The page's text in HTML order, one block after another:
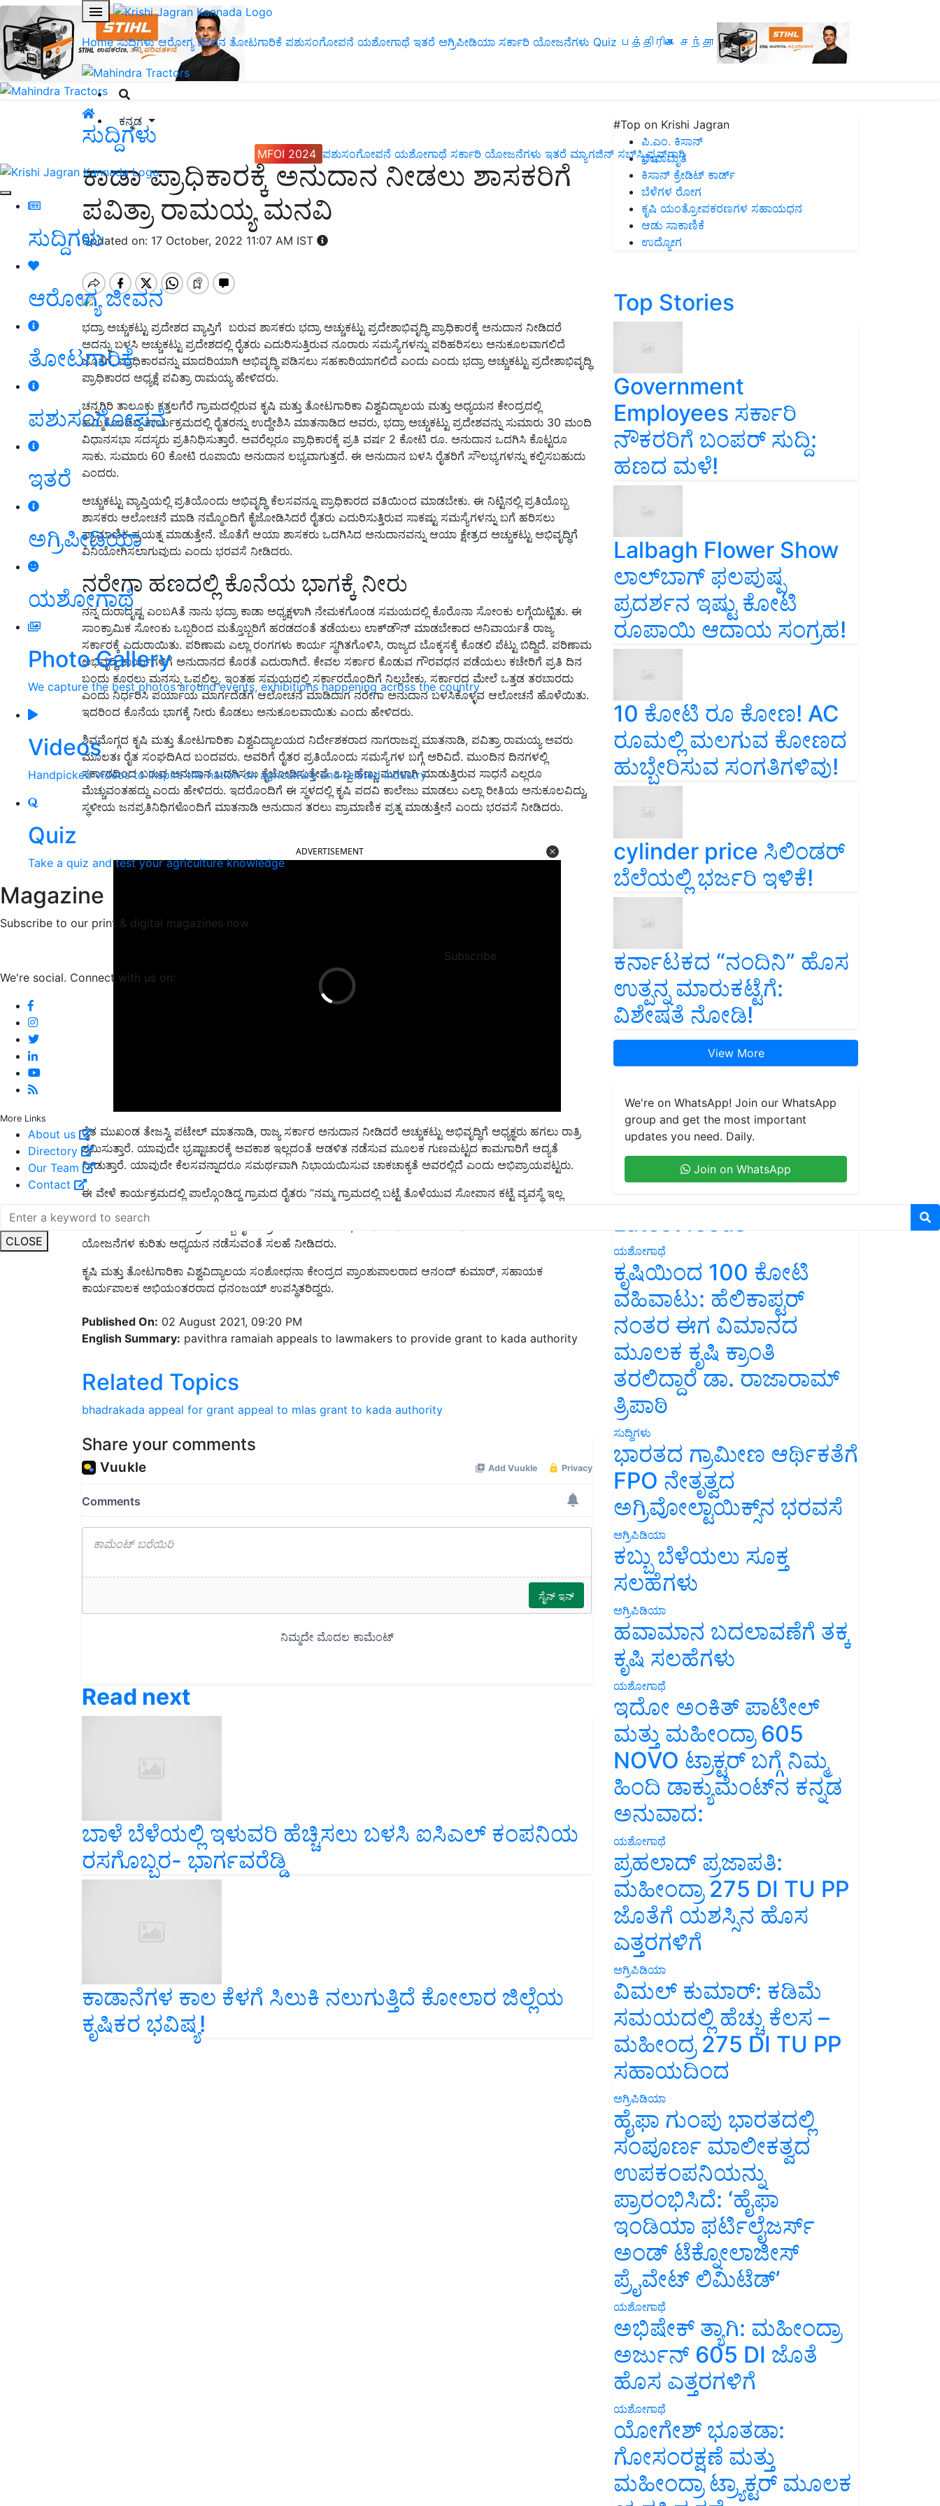
Home ಸುದ್ದಿಗಳು ಆರೋಗ್ಯ ಜೀವನ ತೋಟಗಾರಿಕೆ ಪಶುಸಂಗೋಪನೆ ಯಶೋಗಾಥೆ ಇತರೆ ಅಗ್ರಿಪೀಡಿಯಾ ಸರ್ಕಾರಿ ಯೋಜನೆಗಳು Quiz பத்திரிகை சந்தா
ಕನ್ನಡ
MFOI 2024 ಪಶುಸಂಗೋಪನೆ ಯಶೋಗಾಥೆ ಸರ್ಕಾರಿ ಯೋಜನೆಗಳು ಇತರೆ ಮ್ಯಾಗಜಿನ್‌ ಸಬ್‌ಸ್ಕ್ರಿಪ್ಷನ್‌ಗಾಗಿ
ಸುದ್ದಿಗಳು
ಆರೋಗ್ಯ ಜೀವನ
ತೋಟಗಾರಿಕೆ
ಪಶುಸಂಗೋಪನೆ
ಇತರೆ
ಅಗ್ರಿಪೀಡಿಯಾ
ಯಶೋಗಾಥೆ
Photo Gallery
We capture the best photos around events, exhibitions happening across the country
Videos
Handpicked videos to inspire the nation on agriculture and related industry
Quiz
Take a quiz and test your agriculture knowledge
Magazine
Subscribe to our print & digital magazines now
Subscribe
We're social. Connect with us on:
More Links
About us
Directory
Our Team
Contact
CLOSE
ಸುದ್ದಿಗಳು
ಕಾಡಾ ಪ್ರಾಧಿಕಾರಕ್ಕೆ ಅನುದಾನ ನೀಡಲು ಶಾಸಕರಿಗೆ
ಪವಿತ್ರಾ ರಾಮಯ್ಯ ಮನವಿ
Updated on: 17 October, 2022 11:07 AM IST
ಭದ್ರಾ ಅಚ್ಚುಕಟ್ಟು ಪ್ರದೇಶದ ವ್ಯಾಪ್ತಿಗೆ ಬರುವ ಶಾಸಕರು ಭದ್ರಾ ಅಚ್ಚುಕಟ್ಟು ಪ್ರದೇಶಾಭಿವೃದ್ಧಿ ಪ್ರಾಧಿಕಾರಕ್ಕೆ ಅನುದಾನ ನೀಡಿದರೆ
ಅದನ್ನು ಬಳಸಿ ಅಚ್ಚುಕಟ್ಟು ಪ್ರದೇಶದಲ್ಲಿ ರೈತರು ಎದುರಿಸುತ್ತಿರುವ ನೂರಾರು ಸಮಸ್ಯೆಗಳನ್ನು ಪರಿಹರಿಸಲು ಅನುಕೂಲವಾಗಲಿದೆ
ಜೊತೆಗೆ, ಪ್ರಾಧಿಕಾರವನ್ನು ಮಾದರಿಯಾಗಿ ಅಭಿವೃದ್ಧಿ ಪಡಿಸಲು ಸಹಕಾರಿಯಾಗಲಿದೆ ಎಂದು ಎಂದು ಭದ್ರಾ ಅಚ್ಚುಕಟ್ಟು ಪ್ರದೇಶಾಭಿವೃದ್ಧಿ
ಪ್ರಾಧಿಕಾರದ ಅಧ್ಯಕ್ಷೆ ಪವಿತ್ರಾ ರಾಮಯ್ಯ ಹೇಳಿದರು.
ಚನ್ನಗಿರಿ ತಾಲೂಕು ಕತ್ತಲಗೆರೆ ಗ್ರಾಮದಲ್ಲಿರುವ ಕೃಷಿ ಮತ್ತು ತೋಟಗಾರಿಕಾ ವಿಶ್ವವಿದ್ಯಾಲಯ ಮತ್ತು ಅಧ್ಯಯನ ಕೇಂದ್ರದಲ್ಲಿ
ಹಮ್ಮಿಕೊಂಡಿದ್ದ ಕಾರ್ಯಕ್ರಮದಲ್ಲಿ ರೈತರನ್ನು ಉದ್ದೇಶಿಸಿ ಮಾತನಾಡಿದ ಅವರು, ಭದ್ರಾ ಅಚ್ಚುಕಟ್ಟು ಪ್ರದೇಶವನ್ನು ಸುಮಾರು 30 ಮಂದಿ
ವಿಧಾನಸಭಾ ಸದಸ್ಯರು ಪ್ರತಿನಿಧಿಸುತ್ತಾರೆ. ಅವರೆಲ್ಲರೂ ಪ್ರಾಧಿಕಾರಕ್ಕೆ ಪ್ರತಿ ವರ್ಷ 2 ಕೋಟಿ ರೂ. ಅನುದಾನ ಒದಗಿಸಿ ಕೊಟ್ಟರೂ
ಸಾಕು. ಸುಮಾರು 60 ಕೋಟಿ ರೂಪಾಯಿ ಅನುದಾನ ಲಭ್ಯವಾಗುತ್ತದೆ. ಈ ಅನುದಾನ ಬಳಸಿ ರೈತರಿಗೆ ಸೌಲಭ್ಯಗಳನ್ನು ಕಲ್ಪಿಸಬಹುದು
ಎಂದರು.
ಅಚ್ಚುಕಟ್ಟು ವ್ಯಾಪ್ತಿಯಲ್ಲಿ ಪ್ರತಿಯೊಂದು ಅಭಿವೃದ್ಧಿ ಕೆಲಸವನ್ನೂ ಪ್ರಾಧಿಕಾರದ ವತಿಯಿಂದ ಮಾಡಬೇಕು. ಈ ನಿಟ್ಟಿನಲ್ಲಿ ಪ್ರತಿಯೊಬ್ಬ
ಶಾಸಕರು ಆಲೋಚನೆ ಮಾಡಿ ನಮ್ಮೊಂದಿಗೆ ಕೈಜೋಡಿಸಿದರೆ ರೈತರು ಎದುರಿಸುತ್ತಿರುವ ಸಾಕಷ್ಟು ಸಮಸ್ಯೆಗಳನ್ನು ಬಗೆ ಹರಿಸಲು
ಪ್ರಾಮಾಣಿಕ ಪ್ರಯತ್ನ ಮಾಡುತ್ತೇನೆ. ಜೊತೆಗೆ ಆಯಾ ಶಾಸಕರು ಒದಗಿಸಿದ ಅನುದಾನವನ್ನು ಆಯಾ ಕ್ಷೇತ್ರದ ಅಚ್ಚುಕಟ್ಟು ಅಭಿವೃದ್ಧಿಗೆ
ವಿನಿಯೋಗಿಸಲಾಗುವುದು ಎಂದು ಭರವಸೆ ನೀಡಿದರು.
ನರೇಗಾ ಹಣದಲ್ಲಿ ಕೊನೆಯ ಭಾಗಕ್ಕೆ ನೀರು
ನನ್ನ ದುರಾದೃಷ್ಟ ಎಂಬAತೆ ನಾನು ಭದ್ರಾ ಕಾಡಾ ಅಧ್ಯಕ್ಷಳಾಗಿ ನೇಮಕಗೊಂಡ ಸಮಯದಲ್ಲಿ ಕೊರೊನಾ ಸೋಂಕು ಲಗ್ಗೆಯಿಟ್ಟಿತು. ಈ
ಸಾಂಕ್ರಾಮಿಕ ಸೋಂಕು ಒಬ್ಬರಿಂದ ಮತ್ತೊಬ್ಬರಿಗೆ ಹರಡದಂತೆ ತಡೆಯಲು ಲಾಕ್‌ಡೌನ್ ಮಾಡಬೇಕಾದ ಅನಿವಾರ್ಯತೆ ರಾಜ್ಯ
ಸರ್ಕಾರಕ್ಕೆ ಎದುರಾಯಿತು. ಪರಿಣಾಮ ಎಲ್ಲಾ ರಂಗಗಳು ಕಾರ್ಯ ಸ್ಥಗಿತಗೊಳಿಸಿ, ರಾಜ್ಯದ ಬೊಕ್ಕಸಕ್ಕೆ ಕೊಡಲಿ ಪೆಟ್ಟು ಬಿದ್ದಿದೆ. ಪರಿಣಾಮ
ಅಭಿವೃದ್ಧಿ ಕಾರ್ಯಗಳಿಗೆ ಅನುದಾನದ ಕೊರತೆ ಎದುರಾಗಿದೆ. ಕೇವಲ ಸರ್ಕಾರ ಕೊಡುವ ಗೌರವಧನ ಪಡೆಯಲು ಕಚೇರಿಗೆ ಪ್ರತಿ ದಿನ
ಬಂದು ಕೂರಲು ಮನಸ್ಸು ಒಪ್ಪಲಿಲ್ಲ. ಇಂತಹ ಸಮಯದಲ್ಲಿ ಸರ್ಕಾರದೊಂದಿಗೆ ನಿಲ್ಲಬೇಕು. ಸರ್ಕಾರದ ಮೇಲೆ ಒತ್ತಡ ತರಬಾರದು
ಎಂದು ನಿರ್ಧರಿಸಿ ಪರ್ಯಾಯ ಮಾರ್ಗದೆಡೆಗೆ ಆಲೋಚನೆ ಮಾಡಿದಾಗ ನರೇಗಾ ಅನುದಾನ ಬಳಸಿಕೊಳ್ಳವ ಆಲೋಚನೆ ಹೊಳೆಯಿತು.
ಇದರಿಂದ ಕೊನೆಯ ಭಾಗಕ್ಕೆ ನೀರು ಕೊಡಲು ಅನುಕೂಲವಾಯಿತು ಎಂದು ಹೇಳಿದರು.
ಶಿವಮೊಗ್ಗದ ಕೃಷಿ ಮತ್ತು ತೋಟಗಾರಿಕಾ ವಿಶ್ವವಿದ್ಯಾಲಯದ ನಿರ್ದೇಶಕರಾದ ನಾಗರಾಜಪ್ಪ ಮಾತನಾಡಿ, ಪವಿತ್ರಾ ರಾಮಯ್ಯ ಅವರು
ಮೂಲತಃ ರೈತ ಸಂಘದಿAದ ಬಂದವರು. ಅವರಿಗೆ ರೈತರ ಪ್ರತಿಯೊಂದು ಸಮಸ್ಯೆಗಳ ಬಗ್ಗೆ ಅರಿವಿದೆ. ಮುಂದಿನ ದಿನಗಳಲ್ಲಿ
ಸರ್ಕಾರದಿಂದ ಬರುವ ಅನುದಾನ ಒದಗಿಸಲು ಕೈಜೋಡಿಸುತ್ತೇವೆ. ಒಬ್ಬ ಹೆಣ್ಣು ಮಗಳಾಗಿ ಮಾಡುತ್ತಿರುವ ಸಾಧನೆ ಎಲ್ಲರೂ
ಮೆಚ್ಚುವಂತಹದ್ದು ಎಂದು ಹೇಳಿದರು. ಇದರೊಂದಿಗೆ ಈ ಸ್ಥಳದಲ್ಲಿ ಕೃಷಿ ಪದವಿ ಕಾಲೇಜು ಮಾಡಲು ಎಲ್ಲಾ ರೀತಿಯ ಅನುಕೂಲವಿದ್ದು,
ಸ್ಥಳೀಯ ಜನಪ್ರತಿನಿಧಿಗಳೊಂದಿಗೆ ಮಾತನಾಡಿ ಅನುದಾನ ತರಲು ಪ್ರಾಮಾಣಿಕ ಪ್ರತ್ನ ಮಾಡುತ್ತೇನೆ ಎಂದು ಭರವಸೆ ನೀಡಿದರು.
ರೈತ ಮುಖಂಡ ತೇಜಸ್ವಿ ಪಟೇಲ್ ಮಾತನಾಡಿ, ರಾಜ್ಯ ಸರ್ಕಾರ ಅನುದಾನ ನೀಡಿದರೆ ಅಚ್ಚುಕಟ್ಟು ಅಭಿವೃದ್ಧಿಗೆ ಅಧ್ಯಕ್ಞರು ಹಗಲು ರಾತ್ರಿ
ಶ್ರಮಿಸುತ್ತಾರೆ. ಯಾವುದೇ ಭ್ರಷ್ಟಾಚಾರಕ್ಕೆ ಅವಕಾಶ ಇಲ್ಲದಂತೆ ಆಡಳಿತ ನಡೆಸುವ ಮೂಲಕ ಗುಣಮಟ್ಟದ ಕಾಮಗಾರಿಗೆ ಆದ್ಯತೆ
ನೀಡುತ್ತಾರೆ. ಯಾವುದೇ ಕೆಲಸವನ್ನಾದರೂ ಸಮರ್ಥವಾಗಿ ನಿಭಾಯಯಿಸುವ ಚಾಕಚಾಕ್ಯತೆ ಅವರಲ್ಲಿದೆ ಎಂದು ಅಭಿಪ್ರಾಯಪಟ್ಟರು.
ಈ ವೇಳೆ ಕಾರ್ಯಕ್ರಮದಲ್ಲಿ ಪಾಲ್ಗೊಂಡಿದ್ದ ಗ್ರಾಮದ ರೈತರು “ನಮ್ಮ ಗ್ರಾಮದಲ್ಲಿ ಬಟ್ಟೆ ತೊಳೆಯುವ ಸೋಪಾನ ಕಟ್ಟೆ ವ್ಯವಸ್ಥೆ ಇಲ್ಲ
ಎಂದಾಗ, ನರೇಗಾ ಯೋಜನೆಯಡಿ ಅದನ್ನು ನಿರ್ಮಿಸಿಕೊಡಲು ಅವಕಾಶವಿದ್ದು, ಯೋಜನೆ ಬಳಸಿಕೊಳ್ಳುವಂತೆ ಕಾಡಾ ಅಧ್ಯಕ್ಷೆ ಕಿವಿ
ಯೋಜನೆಗಳ ಕುರಿತು ಅಧ್ಯಯನ ನಡೆಸುವಂತೆ ಸಲಹೆ ನೀಡಿದರು.
ಕೃಷಿ ಮತ್ತು ತೋಟಗಾರಿಕಾ ವಿಶ್ವವಿದ್ಯಾಲಯ ಸಂಶೋಧನಾ ಕೇಂದ್ರದ ಪ್ರಾಂಶುಪಾಲರಾದ ಆನಂದ್ ಕುಮಾರ್, ಸಹಾಯಕ
ಕಾರ್ಯಪಾಲಕ ಅಭಿಯಂತರರಾದ ಧನಂಜಯ್ ಉಪಸ್ಥಿತರಿದ್ದರು.
English Summary:pavithra ramaiah appeals to lawmakers to provide grant to kada authority
bhadrakada appeal for grant appeal to mlas
ಬಾಳೆ ಬೆಳೆಯಲ್ಲಿ ಇಳುವರಿ ಹೆಚ್ಚಿಸಲು ಬಳಸಿ ಐಸಿಎಲ್ ಕಂಪನಿಯ
ರಸಗೊಬ್ಬರ- ಭಾರ್ಗವರೆಡ್ಡಿ
ಕಾಡಾನೆಗಳ ಕಾಲ ಕೆಳಗೆ ಸಿಲುಕಿ ನಲುಗುತ್ತಿದೆ ಕೋಲಾರ ಜಿಲ್ಲೆಯ
ಕೃಷಿಕರ ಭವಿಷ್ಯ!
#Top on Krishi Jagran
ಪಿ.ಎಂ. ಕಿಸಾನ್
ಜೀವಾಮೃತ
ಕಿಸಾನ್ ಕ್ರೇಡಿಟ್ ಕಾರ್ಡ್
ಬೆಳೆಗಳ ರೋಗ
ಕೃಷಿ ಯಂತ್ರೋಪಕರಣಗಳ ಸಹಾಯಧನ
ಆಡು ಸಾಕಾಣಿಕೆ
ಉದ್ಯೋಗ
Top Stories
Government
Employees ಸರ್ಕಾರಿ
ನೌಕರರಿಗೆ ಬಂಪರ್‌ ಸುದ್ದಿ:
ಹಣದ ಮಳೆ!
Lalbagh Flower Show
ಲಾಲ್‌ಬಾಗ್ ಫಲಪುಷ್ಪ
ಪ್ರದರ್ಶನ ಇಷ್ಟು ಕೋಟಿ
ರೂಪಾಯಿ ಆದಾಯ ಸಂಗ್ರಹ!
10 ಕೋಟಿ ರೂ ಕೋಣ! AC
ರೂಮಲ್ಲಿ ಮಲಗುವ ಕೋಣದ
ಹುಬ್ಬೇರಿಸುವ ಸಂಗತಿಗಳಿವು!
cylinder price ಸಿಲಿಂಡರ್‌
ಬೆಲೆಯಲ್ಲಿ ಭರ್ಜರಿ ಇಳಿಕೆ!
ಕರ್ನಾಟಕದ “ನಂದಿನಿ” ಹೊಸ
ಉತ್ಪನ್ನ ಮಾರುಕಟ್ಟೆಗೆ:
ವಿಶೇಷತೆ ನೋಡಿ!
View More
We're on WhatsApp! Join our WhatsApp
group and get the most important
updates you need. Daily.
Join on WhatsApp
Latest feeds
ಯಶೋಗಾಥೆ
ಕೃಷಿಯಿಂದ 100 ಕೋಟಿ
ವಹಿವಾಟು: ಹೆಲಿಕಾಪ್ಟರ್
ನಂತರ ಈಗ ವಿಮಾನದ
ಮೂಲಕ ಕೃಷಿ ಕ್ರಾಂತಿ
ತರಲಿದ್ದಾರೆ ಡಾ. ರಾಜಾರಾಮ್
ತ್ರಿಪಾಠಿ
ಸುದ್ದಿಗಳು
ಭಾರತದ ಗ್ರಾಮೀಣ ಆರ್ಥಿಕತೆಗೆ
FPO ನೇತೃತ್ವದ
ಅಗ್ರಿವೋಲ್ಟಾಯಿಕ್ಸ್‌ನ ಭರವಸೆ
ಅಗ್ರಿಪಿಡಿಯಾ
ಕಬ್ಬು ಬೆಳೆಯಲು ಸೂಕ್ತ
ಸಲಹೆಗಳು
ಅಗ್ರಿಪಿಡಿಯಾ
ಹವಾಮಾನ ಬದಲಾವಣೆಗೆ ತಕ್ಕ
ಕೃಷಿ ಸಲಹೆಗಳು
ಯಶೋಗಾಥೆ
ಇದೋ ಅಂಕಿತ್ ಪಾಟೀಲ್
ಮತ್ತು ಮಹೀಂದ್ರಾ 605
NOVO ಟ್ರಾಕ್ಟರ್ ಬಗ್ಗೆ ನಿಮ್ಮ
ಹಿಂದಿ ಡಾಕ್ಯುಮೆಂಟ್‌ನ ಕನ್ನಡ
ಅನುವಾದ:
ಯಶೋಗಾಥೆ
ಪ್ರಹಲಾದ್ ಪ್ರಜಾಪತಿ:
ಮಹೀಂದ್ರಾ 275 DI TU PP
ಜೊತೆಗೆ ಯಶಸ್ಸಿನ ಹೊಸ
ಎತ್ತರಗಳಿಗೆ
ಅಗ್ರಿಪಿಡಿಯಾ
ವಿಮಲ್ ಕುಮಾರ್: ಕಡಿಮೆ
ಸಮಯದಲ್ಲಿ ಹೆಚ್ಚು ಕೆಲಸ –
ಮಹೀಂದ್ರ 275 DI TU PP
ಸಹಾಯದಿಂದ
ಅಗ್ರಿಪಿಡಿಯಾ
ಹೈಫಾ ಗುಂಪು ಭಾರತದಲ್ಲಿ
ಸಂಪೂರ್ಣ ಮಾಲೀಕತ್ವದ
ಉಪಕಂಪನಿಯನ್ನು
ಪ್ರಾರಂಭಿಸಿದೆ: ‘ಹೈಫಾ
ಇಂಡಿಯಾ ಫರ್ಟಿಲೈಜರ್ಸ್
ಅಂಡ್ ಟೆಕ್ನೋಲಾಜೀಸ್
ಪ್ರೈವೇಟ್ ಲಿಮಿಟೆಡ್’
ಯಶೋಗಾಥೆ
ಅಭಿಷೇಕ್ ತ್ಯಾಗಿ: ಮಹೀಂದ್ರಾ
ಅರ್ಜುನ್ 605 DI ಜೊತೆ
ಹೊಸ ಎತ್ತರಗಳಿಗೆ
ಯಶೋಗಾಥೆ
ಯೋಗೇಶ್ ಭೂತಡಾ:
ಗೋಸಂರಕ್ಷಣೆ ಮತ್ತು
ಮಹೀಂದ್ರಾ ಟ್ರ್ಯಾಕ್ಟರ್ ಮೂಲಕ